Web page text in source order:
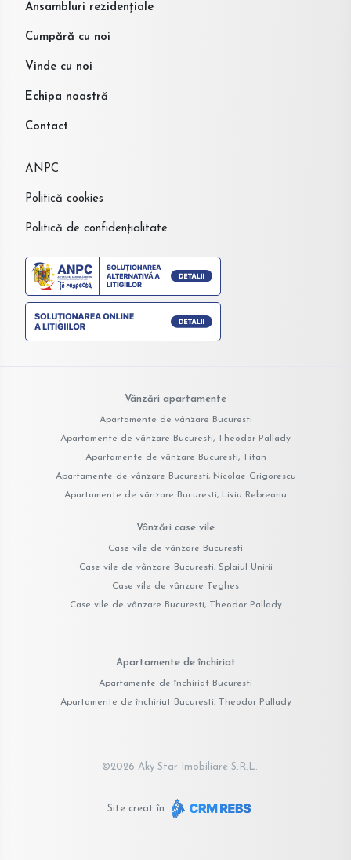
Ansambluri rezidențiale
Cumpără cu noi
Vinde cu noi
Echipa noastră
Contact
ANPC
Politică cookies
Politică de confidențialitate
Vânzări apartamente
Apartamente de vânzare Bucuresti
Apartamente de vânzare Bucuresti, Theodor Pallady
Apartamente de vânzare Bucuresti, Titan
Apartamente de vânzare Bucuresti, Nicolae Grigorescu
Apartamente de vânzare Bucuresti, Liviu Rebreanu
Vânzări case vile
Case vile de vânzare Bucuresti
Case vile de vânzare Bucuresti, Splaiul Unirii
Case vile de vânzare Teghes
Case vile de vânzare Bucuresti, Theodor Pallady
Apartamente de închiriat
Apartamente de închiriat Bucuresti
Apartamente de închiriat Bucuresti, Theodor Pallady
©2026 Aky Star Imobiliare S.R.L.
Site creat în